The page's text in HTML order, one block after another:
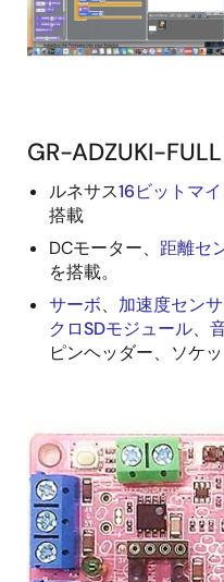
GR-ADZUKI-FULL
ルネサス16ビットマ
搭載
DCモーター、 距離セ
を搭載。
サーボ、 加速度セン
クロSDモジュール、
ピンヘッダー、ソケ